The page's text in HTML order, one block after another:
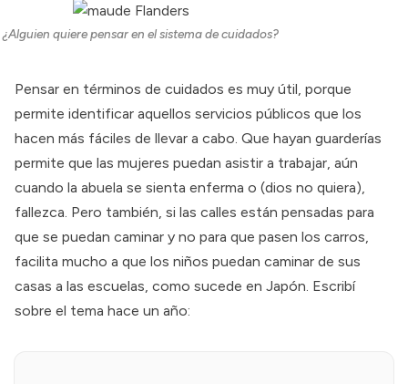
¿Alguien quiere pensar en el sistema de cuidados?
Pensar en términos de cuidados es muy útil, porque
permite identificar aquellos servicios públicos que los
hacen más fáciles de llevar a cabo. Que hayan guarderías
permite que las mujeres puedan asistir a trabajar, aún
cuando la abuela se sienta enferma o (dios no quiera),
fallezca. Pero también, si las calles están pensadas para
que se puedan caminar y no para que pasen los carros,
facilita mucho a que los niños puedan caminar de sus
casas a las escuelas, como sucede en Japón. Escribí
sobre el tema hace un año: